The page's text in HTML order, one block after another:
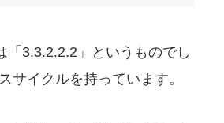
「3.3.2.2.2」というものでし
サイクルを持っています。